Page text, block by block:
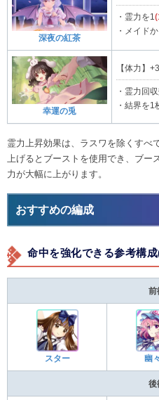
深夜の紅茶
・霊力を1
・メイド
幸運の兎
【体力】
・霊力回
・結界を1
霊力上昇効果は、ラスワを除くすべ
上げるとブーストを使用でき、ブー
力が大幅に上がります。
おすすめの編成
命中を強化できる参考構
前
スター 幽
後